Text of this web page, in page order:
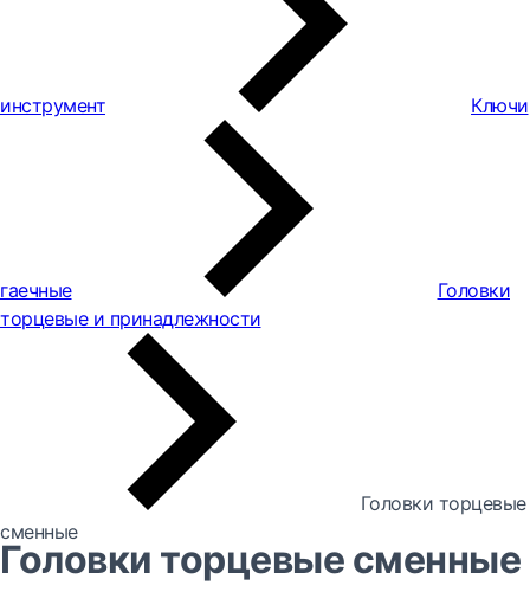
инструмент Ключи
гаечные
Головки
торцевые и принадлежности
Головки торцевые
сменные
Головки торцевые сменные